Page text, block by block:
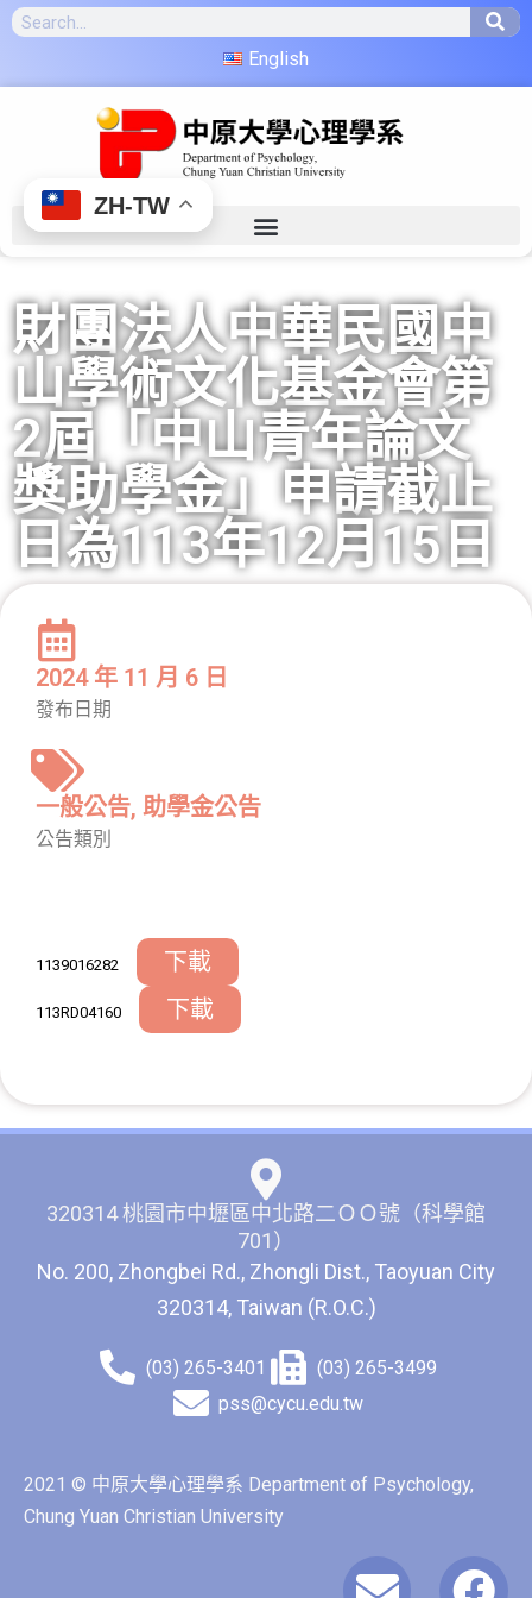
English
財團法人中華民國中
山學術文化基金會第
2屆「中山青年論文
獎助學金」申請截止
日為113年12月15日
2024 年 11 月 6 日
發布日期
一般公告, 助學金公告
公告類別
1139016282 下載
113RD04160 下載
320314 桃園市中壢區中北路二ＯＯ號（科學館
701）
No. 200, Zhongbei Rd., Zhongli Dist., Taoyuan City
320314, Taiwan (R.O.C.)
(03) 265-3401
(03) 265-3499
pss@cycu.edu.tw
2021 © 中原大學心理學系 Department of Psychology,
Chung Yuan Christian University
ZH-TW